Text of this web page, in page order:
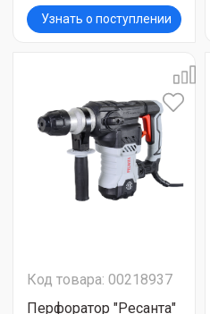
Узнать о поступлении
Код товара: 00218937
Перфоратор "Ресанта"